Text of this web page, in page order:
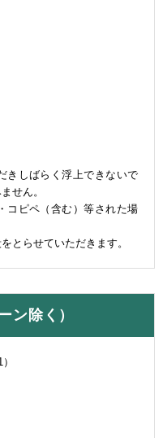
きしばらく浮上できないで
せん。
コピペ（含む）等された場
とらせていただきます。
ン除く）